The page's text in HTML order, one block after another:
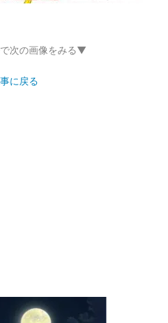
次の画像をみる▼
に戻る